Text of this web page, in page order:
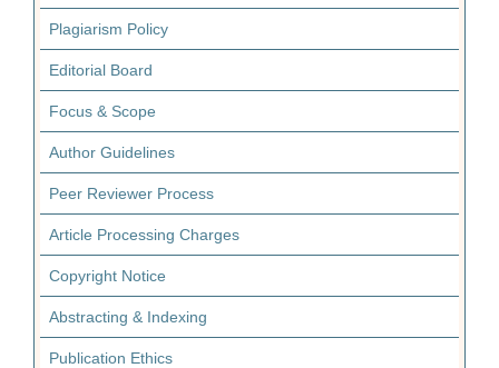
Plagiarism Policy
Editorial Board
Focus & Scope
Author Guidelines
Peer Reviewer Process
Article Processing Charges
Copyright Notice
Abstracting & Indexing
Publication Ethics